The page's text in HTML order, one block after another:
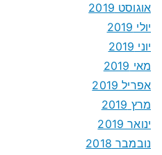
אוגוסט 2019
יולי 2019
יוני 2019
מאי 2019
אפריל 2019
מרץ 2019
ינואר 2019
נובמבר 2018